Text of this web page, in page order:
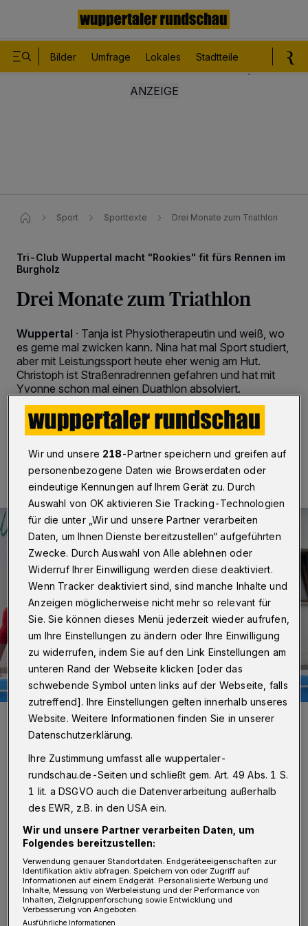
Bilder Umfrage Lokales Stadtteile
Sport Sporttexte Drei Monate zum Triathlon
Tri-Club Wuppertal macht "Rookies" fit fürs Rennen im
Burgholz
Drei Monate zum Triathlon
Wuppertal · Tanja ist Physiotherapeutin und weiß, wo
es gerne mal zwicken kann. Nina hat mal Sport studiert,
aber mit Leistungssport heute eher wenig am Hut.
Christoph ist Straßenradrennen gefahren und hat mit
Yvonne schon mal einen Duathlon absolviert.
Die nächsten drei Monate werden die „Rookies“ viele
Christian Alewelt, Ela Achilles, Claudia Urssu, Trainer Stavro Petri,
Nina Block (v. li.). Reihe hinten: Triathlet Dietmar Grimoni, Christoph
Putsch, Geschäftsführer des Neuenhofer Schwimmvereins,
Swidbert Obermüller, Vertriebsleiter der Sparda-Bank Wuppertal,
und Triathlet Dieter Fickert (v.li.) unterstützen das „Rookie“-Projekt.
Foto: Eduard Urssu
Von Eduard Urssu
Wir und unsere 218-Partner speichern und greifen auf
personenbezogene Daten wie Browserdaten oder
eindeutige Kennungen auf Ihrem Gerät zu. Durch
Auswahl von OK aktivieren Sie Tracking-Technologien
für die unter „Wir und unsere Partner verarbeiten
Daten, um Ihnen Dienste bereitzustellen“ aufgeführten
Zwecke. Durch Auswahl von Alle ablehnen oder
Widerruf Ihrer Einwilligung werden diese deaktiviert.
Wenn Tracker deaktiviert sind, sind manche Inhalte und
Anzeigen möglicherweise nicht mehr so relevant für
Sie. Sie können dieses Menü jederzeit wieder aufrufen,
um Ihre Einstellungen zu ändern oder Ihre Einwilligung
zu widerrufen, indem Sie auf den Link Einstellungen am
unteren Rand der Webseite klicken [oder das
schwebende Symbol unten links auf der Webseite, falls
zutreffend]. Ihre Einstellungen gelten innerhalb unseres
Website. Weitere Informationen finden Sie in unserer
Datenschutzerklärung.
Ihre Zustimmung umfasst alle wuppertaler-
rundschau.de-Seiten und schließt gem. Art. 49 Abs. 1 S.
1 lit. a DSGVO auch die Datenverarbeitung außerhalb
des EWR, z.B. in den USA ein.
Wir und unsere Partner verarbeiten Daten, um
Folgendes bereitzustellen:
Verwendung genauer Standortdaten. Endgeräteeigenschaften zur
Identifikation aktiv abfragen. Speichern von oder Zugriff auf
Informationen auf einem Endgerät. Personalisierte Werbung und
Inhalte, Messung von Werbeleistung und der Performance von
Inhalten, Zielgruppenforschung sowie Entwicklung und
Verbesserung von Angeboten.
Ausführliche Informationen